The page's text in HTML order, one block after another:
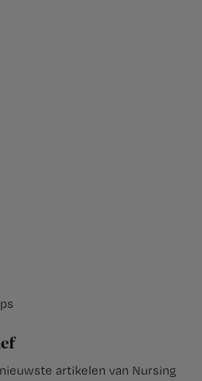
artikelen van Nursing